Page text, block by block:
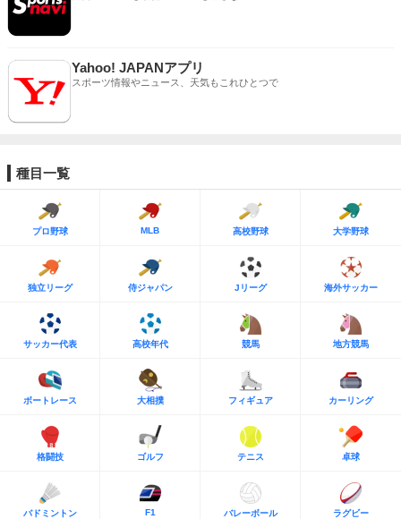
Yahoo! JAPANアプリ
スポーツ情報やニュース、天気もこれひとつで
種目一覧
プロ野球 MLB 高校野球 大学野球
独立リーグ 侍ジャパン Jリーグ 海外サッカー
サッカー代表 高校年代 競馬 地方競馬
ボートレース 大相撲 フィギュア カーリング
格闘技 ゴルフ テニス 卓球
バドミントン F1 バレーボール ラグビー